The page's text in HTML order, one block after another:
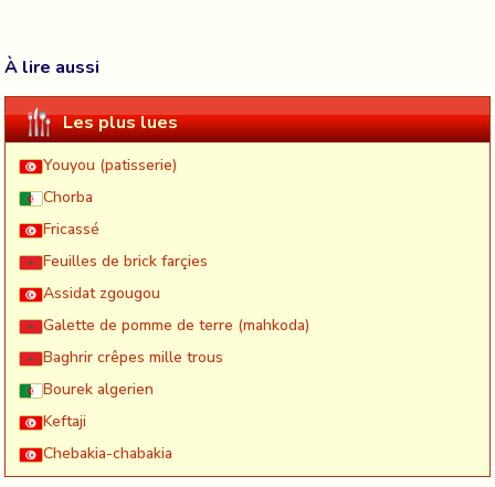
À lire aussi
Les plus lues
Youyou (patisserie)
Chorba
Fricassé
Feuilles de brick farçies
Assidat zgougou
Galette de pomme de terre (mahkoda)
Baghrir crêpes mille trous
Bourek algerien
Keftaji
Chebakia-chabakia